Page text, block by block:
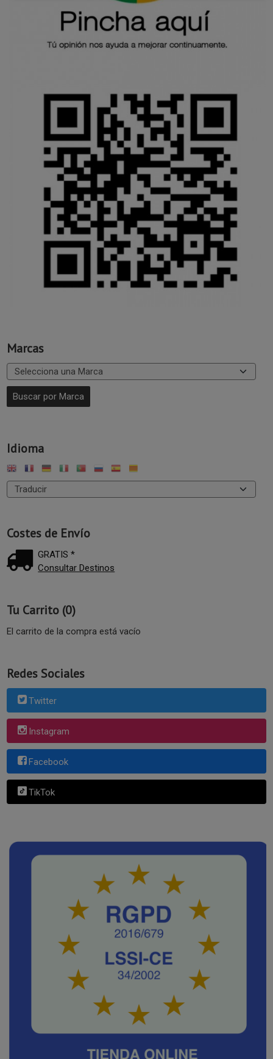
Marcas
Idioma
Costes de Envío
GRATIS *
Consultar Destinos
Tu Carrito (0)
El carrito de la compra está vacío
Redes Sociales
Twitter
Instagram
Facebook
TikTok